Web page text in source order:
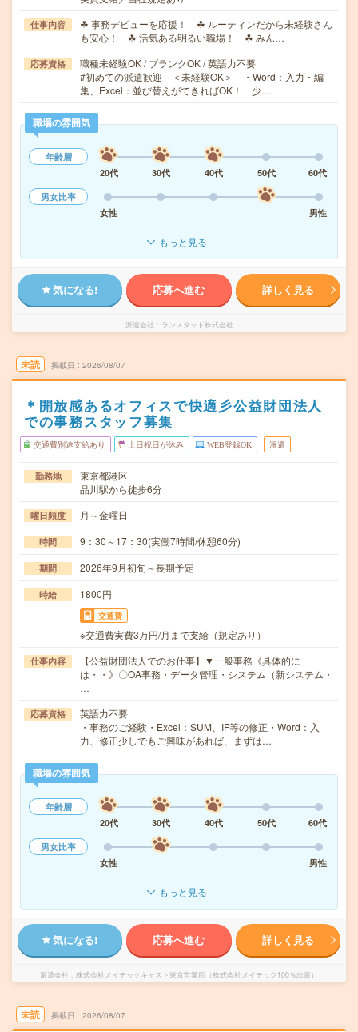
仕事内容
☘ 事務デビューを応援！ ☘ ルーティンだから未経験さん
も安心！ ☘ 活気ある明るい職場！ ☘ みん…
応募資格
職種未経験OK / ブランクOK / 英語力不要
#初めての派遣歓迎 ＜未経験OK＞ ・Word：入力・編
集、Excel：並び替えができればOK！ 少…
職場の雰囲気
年齢層
20代
30代 40代 50代
60代
男女比率
女性
男性
もっと見る
気になる! 応募へ進む 詳しく見る
派遣会社 ランスタッド株式会社
未読 掲載日 2026/08/07
＊開放感あるオフィスで快適彡公益財団法人
での事務スタッフ募集
交通費別途支給あり 土日祝日が休み WEB登録OK 派遣
勤務地
東京都港区
品川駅から徒歩6分
曜日頻度 月～金曜日
時間 9：30～17：30(実働7時間/休憩60分)
期間 2026年9月初旬～長期予定
時給 1800円
交通費
※交通費実費3万円/月まで支給（規定あり）
仕事内容
【公益財団法人でのお仕事】▼一般事務《具体的に
は・・》〇OA事務・データ管理・システム（新システム・
…
応募資格
英語力不要
・事務のご経験・Excel：SUM、IF等の修正・Word：入
力、修正少しでもご興味があれば、まずは…
職場の雰囲気
年齢層
20代
30代 40代 50代
60代
男女比率
女性
男性
もっと見る
気になる! 応募へ進む 詳しく見る
派遣会社 株式会社メイテックキャスト東京営業所（株式会社メイテック100％出資）
未読 掲載日 2026/08/07